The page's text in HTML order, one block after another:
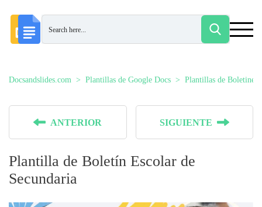
Docsandslides.com Plantillas de Google Docs Plantillas de Boletines
ANTERIOR SIGUIENTE
Plantilla de Boletín Escolar de
Secundaria